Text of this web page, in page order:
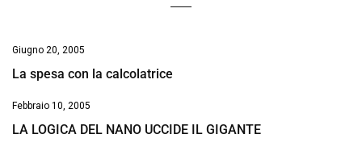
Giugno 20, 2005
La spesa con la calcolatrice
Febbraio 10, 2005
LA LOGICA DEL NANO UCCIDE IL GIGANTE